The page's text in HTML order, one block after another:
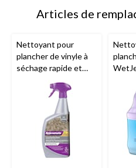
Articles de
Nettoyant pour
plancher de vinyle à
séchage rapide et